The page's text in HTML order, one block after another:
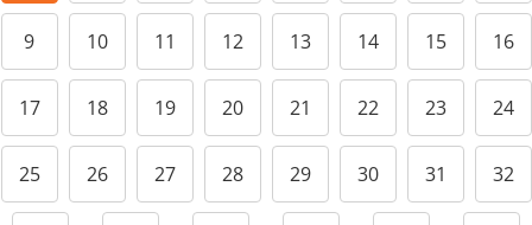
9 10 11 12 13 14 15 16
17 18 19 20 21 22 23 24
25 26 27 28 29 30 31 32